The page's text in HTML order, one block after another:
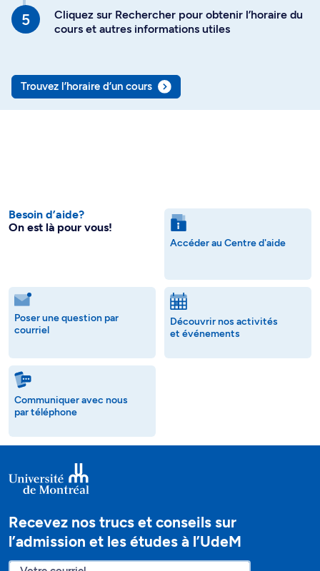
Cliquez sur Rechercher pour obtenir l’horaire du
cours et autres informations utiles
Trouvez l’horaire d’un cours
Besoin d’aide?
On est là pour vous!
Accéder au Centre d'aide
Poser une question par
courriel
Découvrir nos activités
et événements
Communiquer avec nous
par téléphone
Recevez nos trucs et conseils sur
l’admission et les études à l’UdeM